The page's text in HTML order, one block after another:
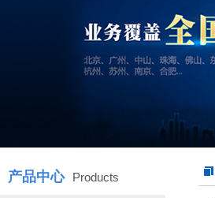
产品中心 Products